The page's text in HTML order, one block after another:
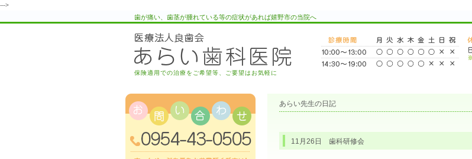
--->
歯が痛い、歯茎が腫れている等の症状があれば嬉野市の当院へ
保険適用での治療をご希望等、ご要望はお気軽に
あらい先生の日記
11月26日 歯科研修会